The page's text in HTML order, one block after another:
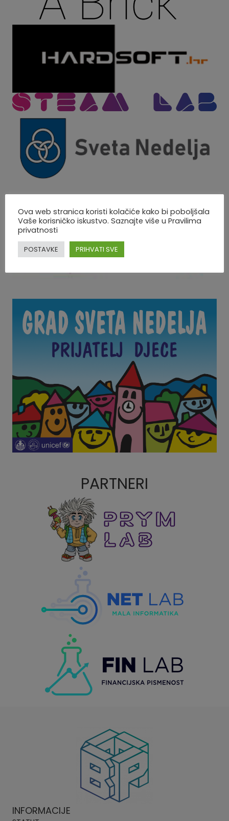
PARTNERI
INFORMACIJE
Ova web stranica koristi kolačiće kako bi poboljšala
Vaše korisničko iskustvo. Saznajte više u Pravilima
privatnosti
POSTAVKE PRIHVATI SVE